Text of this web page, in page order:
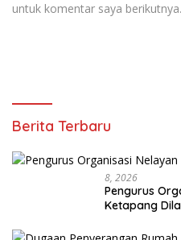
untuk komentar saya berikutnya.
Berita Terbaru
8, 2026
Pengurus
Ketapang